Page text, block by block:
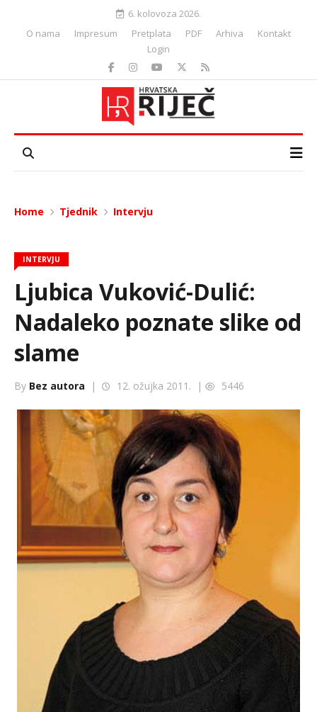
6. kolovoza 2026.
O nama
Impresum Pretplata PDF Arhiva
Kontakt
Login
Home Tjednik Intervju
INTERVJU
Ljubica Vuković-Dulić:
Nadaleko poznate slike od
slame
By Bez autora | 12. ožujka 2011. | 5446